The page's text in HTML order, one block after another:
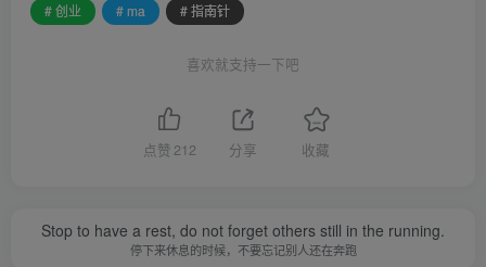
# 创业
# ma # 指南针
喜欢就支持一下吧
点赞 212 分享 收藏
Stop to have a rest, do not forget others still in the running.
停下来休息的时候，不要忘记别人还在奔跑